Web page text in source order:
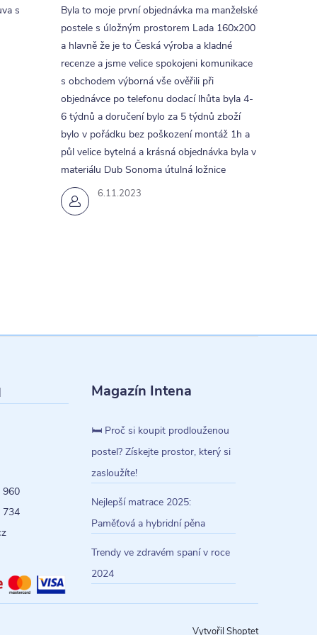
s
6.11.2023
Byla to moje první objednávka ma manželské
postele s úložným prostorem Lada 160x200
a hlavně že je to Česká výroba a kladné
recenze a jsme velice spokojeni komunikace
s obchodem výborná vše ověřili při
objednávce po telefonu dodací lhůta byla 4-
6 týdnů a doručení bylo za 5 týdnů zboží
bylo v pořádku bez poškození montáž 1h a
půl velice bytelná a krásná objednávka byla v
materiálu Dub Sonoma útulná ložnice
960
734
Magazín Intena
🛏️ Proč si koupit prodlouženou
postel? Získejte prostor, který si
zasloužíte!
Nejlepší matrace 2025:
Paměťová a hybridní pěna
Trendy ve zdravém spaní v roce
2024
Vytvořil Shoptet